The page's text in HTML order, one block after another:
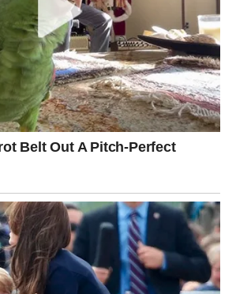
procijeniti prije nego što joj
mogla bi vas natjerati da drugačije
priču.